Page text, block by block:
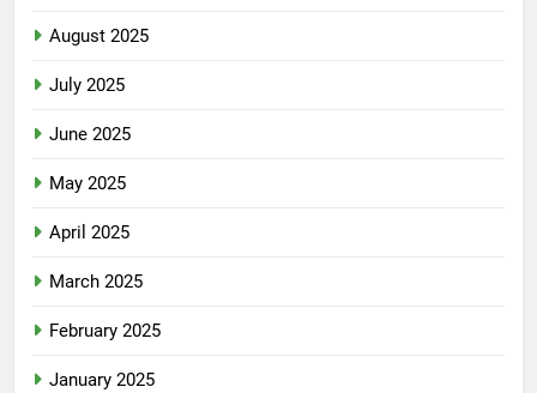
August 2025
July 2025
June 2025
May 2025
April 2025
March 2025
February 2025
January 2025